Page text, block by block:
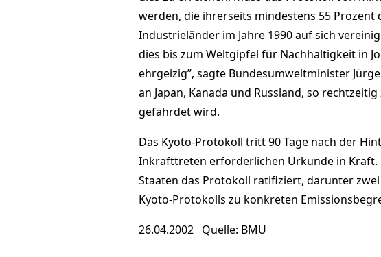
werden, die ihrerseits mindestens 55 Prozent
Industrieländer im Jahre 1990 auf sich
dies bis zum Weltgipfel für Nachhaltigkeit in
ehrgeizig”, sagte Bundesumweltminister
an Japan, Kanada und Russland, so
gefährdet wird.
Das Kyoto-Protokoll tritt 90 Tage nach der
Inkrafttreten erforderlichen Urkunde in Kraft.
Staaten das Protokoll ratifiziert, darunter zwei
Kyoto-Protokolls zu konkreten
26.04.2002 Quelle: BMU